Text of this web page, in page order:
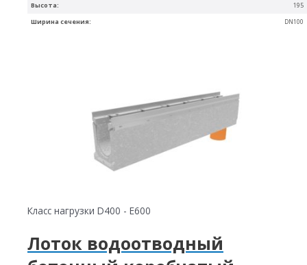
Ширина сечения: DN100
Высота: 195
Класс нагрузки D400 - E600
Лоток водоотводный